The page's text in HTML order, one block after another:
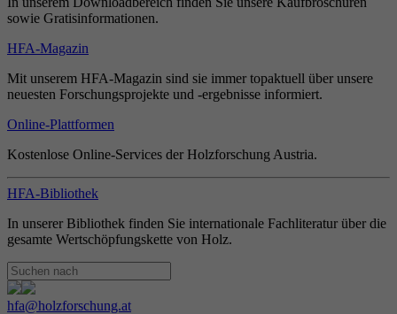
sowie Gratisinformationen.
HFA-Magazin
Mit unserem HFA-Magazin sind sie immer topaktuell über unsere
neuesten Forschungsprojekte und -ergebnisse informiert.
Online-Plattformen
Kostenlose Online-Services der Holzforschung Austria.
HFA-Bibliothek
In unserer Bibliothek finden Sie internationale Fachliteratur über die
gesamte Wertschöpfungskette von Holz.
hfa@holzforschung.at